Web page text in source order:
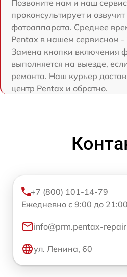
Позвоните нам и наш
проконсультирует и
фотоаппарата. Среднее
Pentax в нашем сервисном -
Замена кнопки включения
выполняется на выезде,
ремонта. Наш курьер
центр Pentax и обратно.
+7 (800) 101-14-79
Ежедневно с 9:00 до 21:00
info@prm.pentax-
ул. Ленина, 60